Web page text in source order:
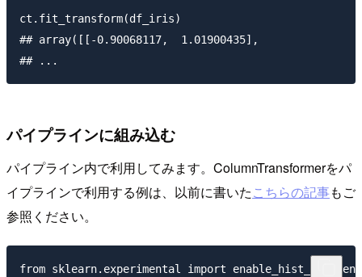
ct.fit_transform(df_iris)
## array([[-0.90068117,  1.01900435],
パイプラインに組み込む
パイプライン内で利用してみます。ColumnTransformerをパ
イプラインで利用する例は、以前に書いたこちらの記事もご
参照ください。
from sklearn.experimental import